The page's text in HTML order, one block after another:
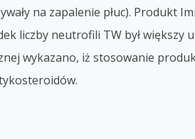
na zapalenie płuc). Produkt
liczby neutrofili TW był większy
wykazano, iż stosowanie